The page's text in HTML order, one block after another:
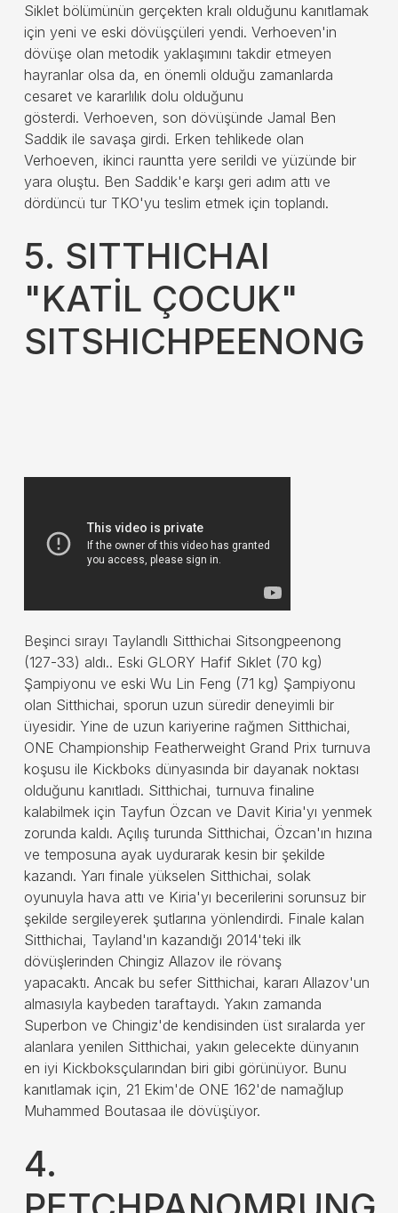
Siklet bölümünün gerçekten kralı olduğunu kanıtlamak
için yeni ve eski dövüşçüleri yendi. Verhoeven'in
dövüşe olan metodik yaklaşımını takdir etmeyen
hayranlar olsa da, en önemli olduğu zamanlarda
cesaret ve kararlılık dolu olduğunu
gösterdi. Verhoeven, son dövüşünde Jamal Ben
Saddik ile savaşa girdi. Erken tehlikede olan
Verhoeven, ikinci rauntta yere serildi ve yüzünde bir
yara oluştu. Ben Saddik'e karşı geri adım attı ve
dördüncü tur TKO'yu teslim etmek için toplandı.
5. SITTHICHAI
"KATİL ÇOCUK"
SITSHICHPEENONG
Beşinci sırayı Taylandlı Sitthichai Sitsongpeenong
(127-33) aldı.. Eski GLORY Hafif Sıklet (70 kg)
Şampiyonu ve eski Wu Lin Feng (71 kg) Şampiyonu
olan Sitthichai, sporun uzun süredir deneyimli bir
üyesidir. Yine de uzun kariyerine rağmen Sitthichai,
ONE Championship Featherweight Grand Prix turnuva
koşusu ile Kickboks dünyasında bir dayanak noktası
olduğunu kanıtladı. Sitthichai, turnuva finaline
kalabilmek için Tayfun Özcan ve Davit Kiria'yı yenmek
zorunda kaldı. Açılış turunda Sitthichai, Özcan'ın hızına
ve temposuna ayak uydurarak kesin bir şekilde
kazandı. Yarı finale yükselen Sitthichai, solak
oyunuyla hava attı ve Kiria'yı becerilerini sorunsuz bir
şekilde sergileyerek şutlarına yönlendirdi. Finale kalan
Sitthichai, Tayland'ın kazandığı 2014'teki ilk
dövüşlerinden Chingiz Allazov ile rövanş
yapacaktı. Ancak bu sefer Sitthichai, kararı Allazov'un
almasıyla kaybeden taraftaydı. Yakın zamanda
Superbon ve Chingiz'de kendisinden üst sıralarda yer
alanlara yenilen Sitthichai, yakın gelecekte dünyanın
en iyi Kickboksçularından biri gibi görünüyor. Bunu
kanıtlamak için, 21 Ekim'de ONE 162'de namağlup
Muhammed Boutasaa ile dövüşüyor.
4.